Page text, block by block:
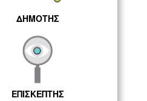
ΔΗΜΟΤΗΣ
ΕΠΙΣΚΕΠΤΗΣ